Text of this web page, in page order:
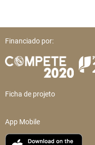
Financiado por:
Ficha de projeto
App Mobile